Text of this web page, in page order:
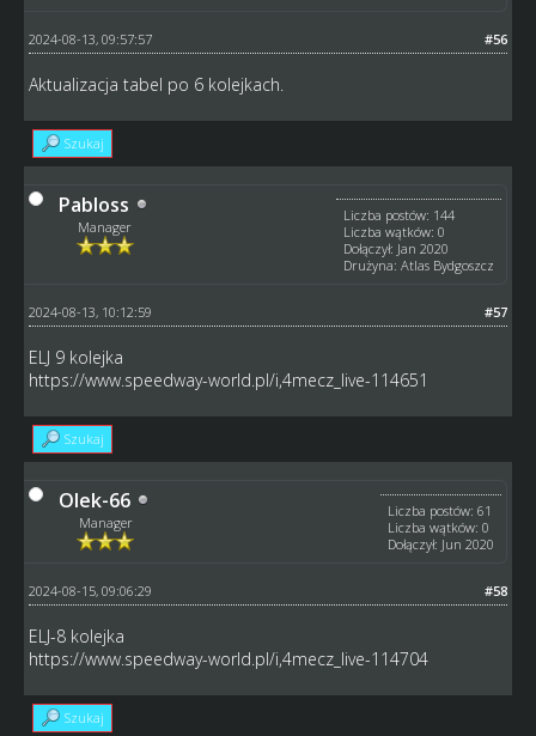
#56
2024-08-13, 09:57:57
Aktualizacja tabel po 6 kolejkach.
Szukaj
Pabloss
Manager
Liczba postów: 144
Liczba wątków: 0
Dołączył: Jan 2020
Drużyna: Atlas Bydgoszcz
#57
2024-08-13, 10:12:59
ELJ 9 kolejka
https://www.speedway-world.pl/i,4mecz_live-114651
Szukaj
Olek-66
Manager
Liczba postów: 61
Liczba wątków: 0
Dołączył: Jun 2020
#58
2024-08-15, 09:06:29
ELJ-8 kolejka
https://www.speedway-world.pl/i,4mecz_live-114704
Szukaj